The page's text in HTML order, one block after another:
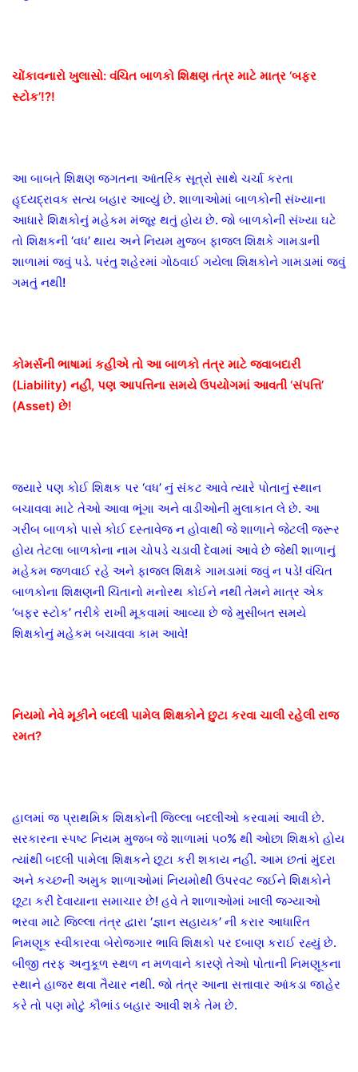
ચોંકાવનારો ખુલાસો: વંચિત બાળકો શિક્ષણ તંત્ર માટે માત્ર ‘બફર
સ્ટોક’!?!
આ બાબતે શિક્ષણ જગતના આંતરિક સૂત્રો સાથે ચર્ચા કરતા
હૃદયદ્રાવક સત્ય બહાર આવ્યું છે. શાળાઓમાં બાળકોની સંખ્યાના
આધારે શિક્ષકોનું મહેકમ મંજૂર થતું હોય છે. જો બાળકોની સંખ્યા ઘટે
તો શિક્ષકની ‘વધ’ થાય અને નિયમ મુજબ ફાજલ શિક્ષકે ગામડાની
શાળામાં જવું પડે. પરંતુ શહેરમાં ગોઠવાઈ ગયેલા શિક્ષકોને ગામડામાં જવું
ગમતું નથી!
કોમર્સની ભાષામાં કહીએ તો આ બાળકો તંત્ર માટે જવાબદારી
(Liability) નહીં, પણ આપત્તિના સમયે ઉપયોગમાં આવતી ‘સંપત્તિ’
(Asset) છે!
જ્યારે પણ કોઈ શિક્ષક પર ‘વધ’ નું સંકટ આવે ત્યારે પોતાનું સ્થાન
બચાવવા માટે તેઓ આવા ભૂંગા અને વાડીઓની મુલાકાત લે છે. આ
ગરીબ બાળકો પાસે કોઈ દસ્તાવેજ ન હોવાથી જે શાળાને જેટલી જરૂર
હોય તેટલા બાળકોના નામ ચોપડે ચડાવી દેવામાં આવે છે જેથી શાળાનું
મહેકમ જળવાઈ રહે અને ફાજલ શિક્ષકે ગામડામાં જવું ન પડે! વંચિત
બાળકોના શિક્ષણની ચિંતાનો મનોરથ કોઈને નથી તેમને માત્ર એક
‘બફર સ્ટોક’ તરીકે રાખી મૂકવામાં આવ્યા છે જે મુસીબત સમયે
શિક્ષકોનું મહેકમ બચાવવા કામ આવે!
નિયમો નેવે મૂકીને બદલી પામેલ શિક્ષકોને છુટા કરવા ચાલી રહેલી રાજ
રમત?
હાલમાં જ પ્રાથમિક શિક્ષકોની જિલ્લા બદલીઓ કરવામાં આવી છે.
સરકારના સ્પષ્ટ નિયમ મુજબ જે શાળામાં ૫૦% થી ઓછા શિક્ષકો હોય
ત્યાંથી બદલી પામેલા શિક્ષકને છૂટા કરી શકાય નહીં. આમ છતાં મુંદરા
અને કચ્છની અમુક શાળાઓમાં નિયમોથી ઉપરવટ જઈને શિક્ષકોને
છૂટા કરી દેવાયાના સમાચાર છે! હવે તે શાળાઓમાં ખાલી જગ્યાઓ
ભરવા માટે જિલ્લા તંત્ર દ્વારા ‘જ્ઞાન સહાયક’ ની કરાર આધારિત
નિમણૂક સ્વીકારવા બેરોજગાર ભાવિ શિક્ષકો પર દબાણ કરાઈ રહ્યું છે.
બીજી તરફ અનુકૂળ સ્થળ ન મળવાને કારણે તેઓ પોતાની નિમણૂકના
સ્થાને હાજર થવા તૈયાર નથી. જો તંત્ર આના સત્તાવાર આંકડા જાહેર
કરે તો પણ મોટું કૌભાંડ બહાર આવી શકે તેમ છે.